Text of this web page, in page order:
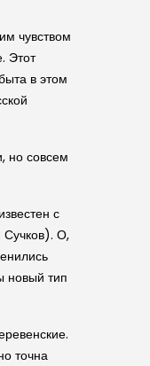
чувством
Этот
в этом
но совсем
с
О,
новый тип
точна